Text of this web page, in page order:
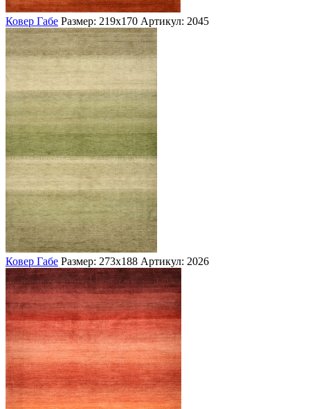
Ковер Габе Размер: 219х170 Артикул: 2045
Ковер Габе Размер: 273х188 Артикул: 2026